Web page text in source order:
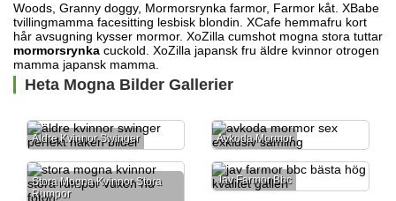
Woods, Granny doggy, Mormorsrynka farmor, Farmor kåt. XBabe
tvillingmamma facesitting lesbisk blondin. XCafe hemmafru kort
hår avsugning kysser mormor. XoZilla cumshot mogna stora tuttar
mormorsrynka cuckold. XoZilla japansk fru äldre kvinnor otrogen
mamma japansk mamma.
Heta Mogna Bilder Gallerier
Äldre Kvinnor Swinger Avkoda Mormor
Stora Mogna Kvinnor Stora
Rumpor
Jav Farmor Bbc